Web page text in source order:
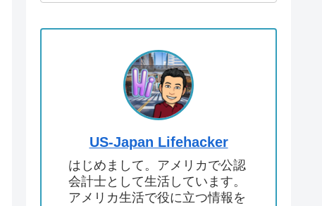
US-Japan Lifehacker
はじめまして。アメリカで公認
会計士として生活しています。
アメリカ生活で役に立つ情報を